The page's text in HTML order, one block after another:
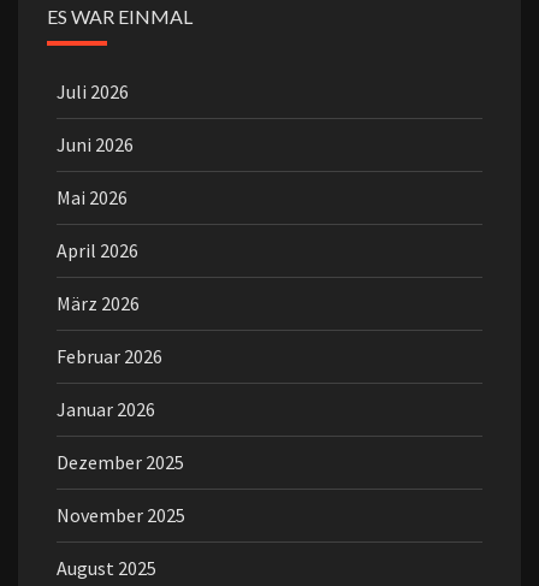
ES WAR EINMAL
Juli 2026
Juni 2026
Mai 2026
April 2026
März 2026
Februar 2026
Januar 2026
Dezember 2025
November 2025
August 2025